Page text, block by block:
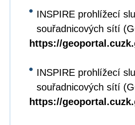
INSPIRE prohlížecí
souřadnicových sítí
https://
INSPIRE prohlížecí
souřadnicových sítí
https://